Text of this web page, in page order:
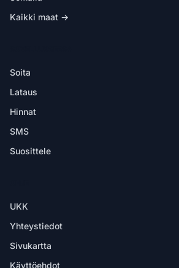
Kaikki maat →
Soita
Lataus
Hinnat
SMS
Suosittele
UKK
Yhteystiedot
Sivukartta
Käyttöehdot